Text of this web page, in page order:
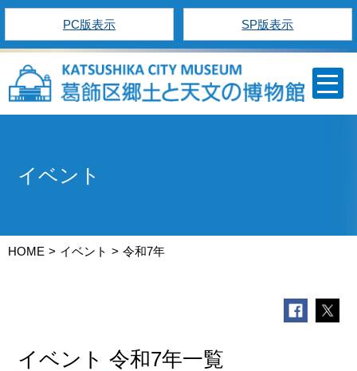
PC版表示 SP版表示
イベント
HOME イベント 令和7年
イベント 令和7年一覧